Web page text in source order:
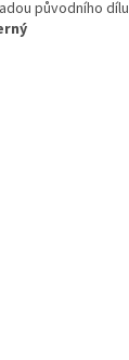
původního dílu